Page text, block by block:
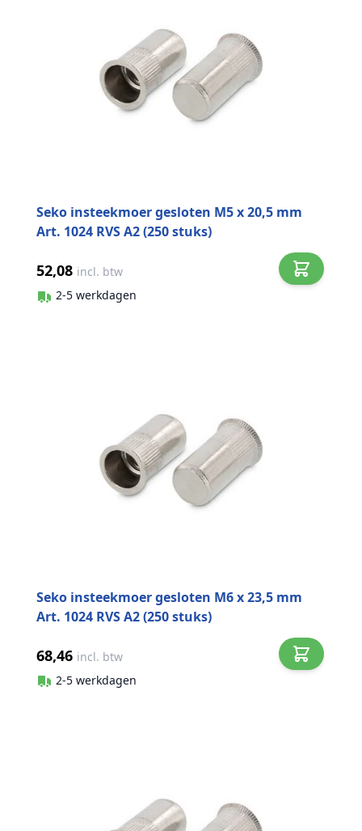
Seko insteekmoer gesloten M5 x 20,5 mm
Art. 1024 RVS A2 (250 stuks)
52,08 incl. btw
2-5 werkdagen
Seko insteekmoer gesloten M6 x 23,5 mm
Art. 1024 RVS A2 (250 stuks)
68,46 incl. btw
2-5 werkdagen